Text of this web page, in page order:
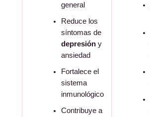
general
Reduce los
síntomas de
depresión y
ansiedad
Fortalece el
sistema
inmunológico
Contribuye a